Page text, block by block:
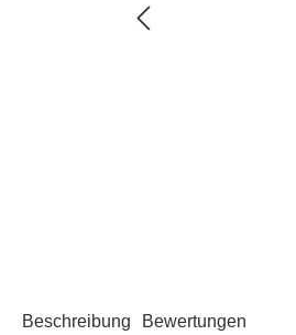
Beschreibung Bewertungen